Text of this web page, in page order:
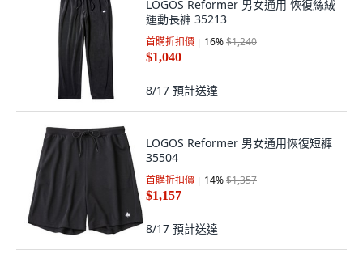
LOGOS Reformer 男女通用 恢復絲絨
運動長褲 35213
首購折扣價 16%$1,240
$1,040
8/17 預計送達
LOGOS Reformer 男女通用恢復短褲
35504
首購折扣價 14%$1,357
$1,157
8/17 預計送達